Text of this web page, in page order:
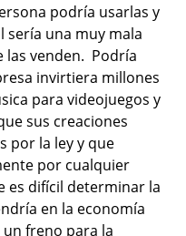
podría usarlas y
sería una muy mala
las venden. Podría
invirtiera millones
para videojuegos y
sus creaciones
por la ley y que
por cualquier
es difícil determinar la
en la economía
freno para la